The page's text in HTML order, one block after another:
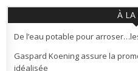
À LA
De l’eau potable pour
Gaspard Koening assure la
idéalisée